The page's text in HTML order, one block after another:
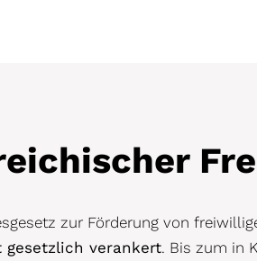
zur Förderung von
gesetzlich verankert. Bis zum in